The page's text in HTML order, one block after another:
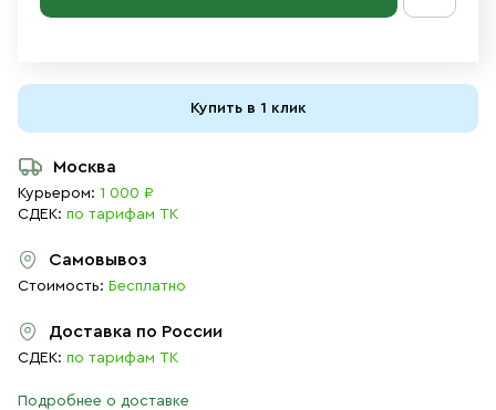
Купить в 1 клик
Москва
Курьером: 1 000 ₽
СДЕК: по тарифам ТК
Самовывоз
Стоимость: Бесплатно
Доставка по России
СДЕК: по тарифам ТК
Подробнее о доставке